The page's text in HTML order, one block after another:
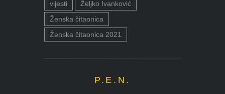
vijesti
Željko Ivanković
Ženska čitaonica
Ženska čitaonica 2021
P.E.N.